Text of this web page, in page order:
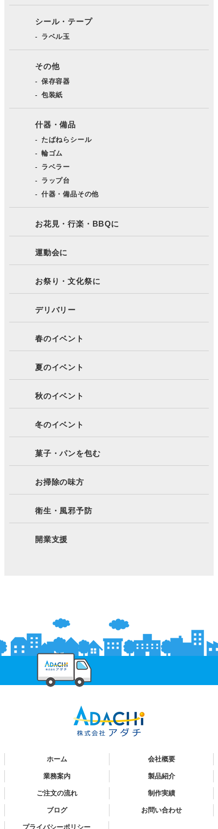
シール・テープ
ラベル玉
その他
保存容器
包装紙
什器・備品
たばねらシール
輪ゴム
ラベラー
ラップ台
什器・備品その他
お花見・行楽・BBQに
運動会に
お祭り・文化祭に
デリバリー
春のイベント
夏のイベント
秋のイベント
冬のイベント
菓子・パンを包む
お掃除の味方
衛生・風邪予防
開業支援
ホーム 会社概要
業務案内 製品紹介
ご注文の流れ 制作実績
ブログ お問い合わせ
プライバシーポリシー